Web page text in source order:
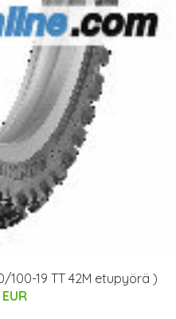
100-19 TT 42M etupyörä )